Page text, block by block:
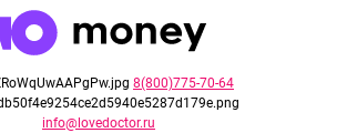
8(800)775-70-64
info@lovedoctor.ru